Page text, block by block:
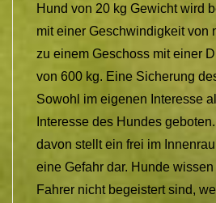
Hund von 20 kg Gewicht wird
mit einer Geschwindigkeit von
zu einem Geschoss mit einer
von 600 kg. Eine Sicherung
Sowohl im eigenen Interesse
Interesse des Hundes
davon stellt ein frei im
eine Gefahr dar. Hunde
Fahrer nicht begeistert sind,